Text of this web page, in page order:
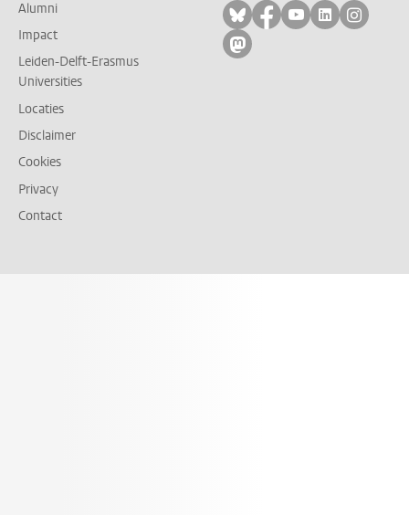
Alumni
Impact
Leiden-Delft-Erasmus
Universities
Locaties
Disclaimer
Cookies
Privacy
Contact
Volg ons op bluesky
Volg ons op
Volg ons op
Volg ons
Volg
Volg ons op mastodon